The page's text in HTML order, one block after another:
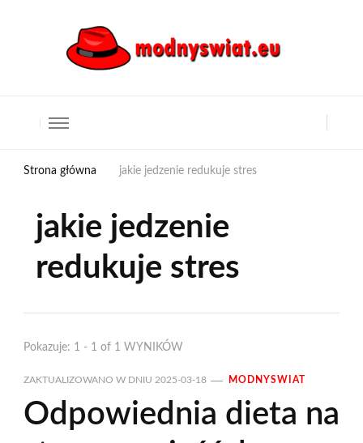
Strona główna jakie jedzenie redukuje stres
jakie jedzenie
redukuje stres
Pokazuje: 1 - 1 of 1 WYNIKÓW
ZAKTUALIZOWANO W DNIU 2025-03-18 MODNYSWIAT
Odpowiednia dieta na